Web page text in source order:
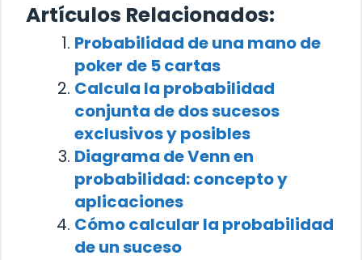
Artículos Relacionados:
Probabilidad de una mano de
poker de 5 cartas
Calcula la probabilidad
conjunta de dos sucesos
exclusivos y posibles
Diagrama de Venn en
probabilidad: concepto y
aplicaciones
Cómo calcular la probabilidad
de un suceso